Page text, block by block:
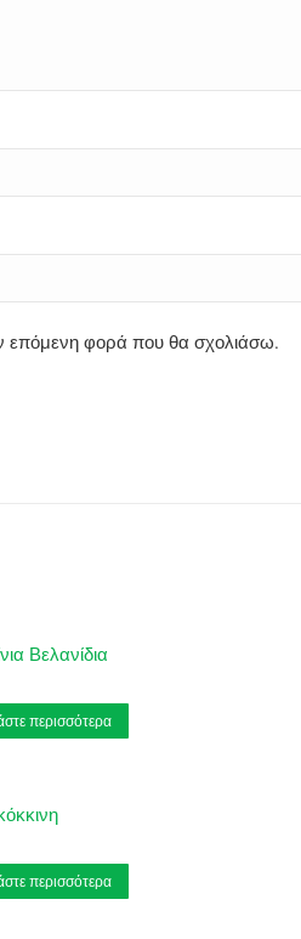
επόμενη φορά που θα σχολιάσω.
Βελανίδια
περισσότερα
περισσότερα